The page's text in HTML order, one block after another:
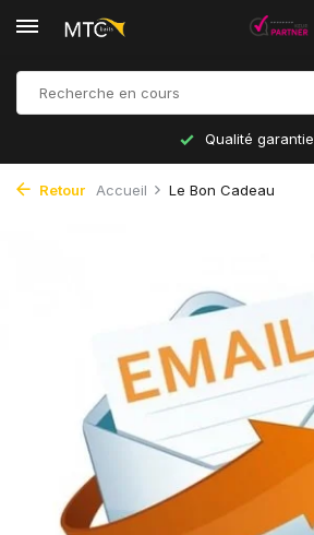
Qualité garantie
Retour Accueil Le Bon Cadeau